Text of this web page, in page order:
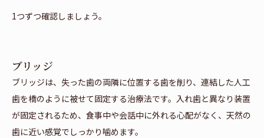
1つずつ確認しましょう。
ブリッジ
ブリッジは、失った歯の両隣に位置する歯を削り、連結した人工
歯を橋のように被せて固定する治療法です。入れ歯と異なり装置
が固定されるため、食事中や会話中に外れる心配がなく、天然の
歯に近い感覚でしっかり噛めます。